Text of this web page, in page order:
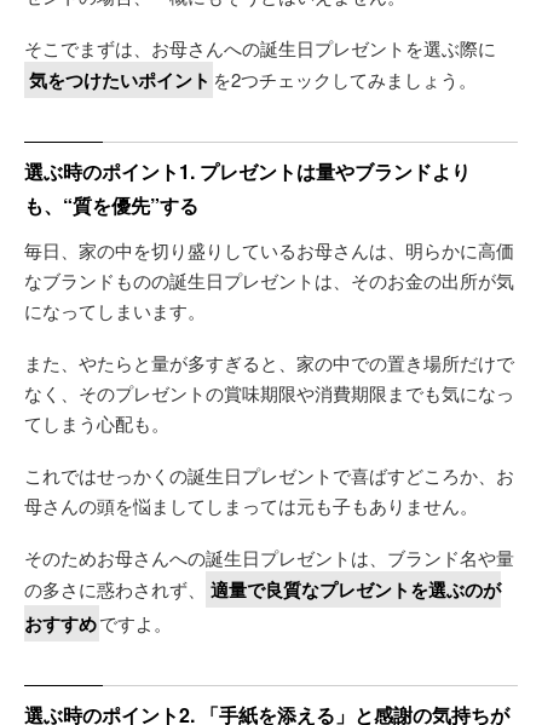
そこでまずは、お母さんへの誕生日プレゼントを選ぶ際に
気をつけたいポイント を2つチェックしてみましょう。
選ぶ時のポイント1. プレゼントは量やブランドより
も、“質を優先”する
毎日、家の中を切り盛りしているお母さんは、明らかに高価
なブランドものの誕生日プレゼントは、そのお金の出所が気
になってしまいます。
また、やたらと量が多すぎると、家の中での置き場所だけで
なく、そのプレゼントの賞味期限や消費期限までも気になっ
てしまう心配も。
これではせっかくの誕生日プレゼントで喜ばすどころか、お
母さんの頭を悩ましてしまっては元も子もありません。
そのためお母さんへの誕生日プレゼントは、ブランド名や量
の多さに惑わされず、
適量で良質なプレゼントを選ぶのが
おすすめですよ。
選ぶ時のポイント2. 「手紙を添える」と感謝の気持ちが